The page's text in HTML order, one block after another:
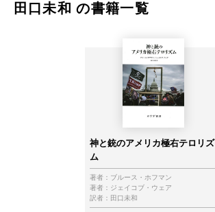
田口未和 の書籍一覧
神と銃のアメリカ極右テロリズ
ム
著者： ブルース・ホフマン
著者： ジェイコブ・ウェア
訳者： 田口未和